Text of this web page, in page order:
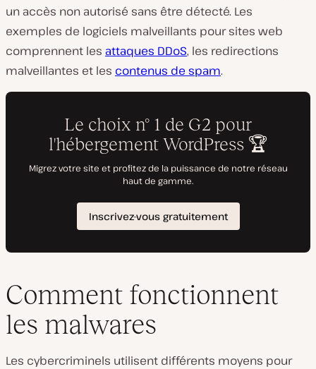
un accès non autorisé sans être détecté. Les
exemples de logiciels malveillants pour sites web
comprennent les attaques DDoS, les redirections
malveillantes et les contenus de spam.
Comment fonctionnent
les malwares
Les cybercriminels utilisent différents moyens pour